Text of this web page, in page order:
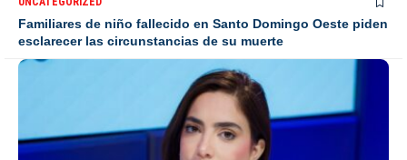
Familiares de niño fallecido en Santo Domingo Oeste piden
esclarecer las circunstancias de su muerte